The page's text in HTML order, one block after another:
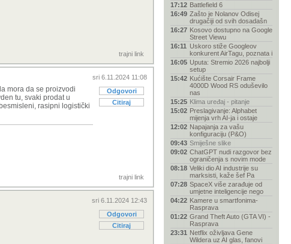
trajni link
sri 6.11.2024 11:08
Odgovori
Citiraj
mora da se proizvodi
tu, svaki prodat u
rasipni logistički
trajni link
sri 6.11.2024 12:43
Odgovori
Citiraj
17:12 Battlefield 6
16:49 Zašto je Nolanov Odisej
drugačiji od svih dosadašn
16:27 Kosovo dostupno na Google
Street Viewu
16:11 Uskoro stiže Googleov
konkurent AirTagu, poznata i
16:05 Uputa: Stremio 2026 najbolji
setup
15:42 Kućište Corsair Frame
4000D Wood RS oduševilo
nas
15:25 Klima uređaj - pitanje
15:02 Preslagivanje: Alphabet
mijenja vrh AI-ja i ostaje
12:02 Napajanja za vašu
konfiguraciju (P&O)
09:43 Smiješne slike
09:02 ChatGPT nudi razgovor bez
ograničenja s novim mode
08:18 Veliki dio AI industrije su
marksisti, kaže šef Pa
07:28 SpaceX više zarađuje od
umjetne inteligencije nego
04:22 Kamere u smartfonima-
Rasprava
01:22 Grand Theft Auto (GTA VI) -
Rasprava
23:31 Netflix oživljava Gene
Wildera uz AI glas, fanovi